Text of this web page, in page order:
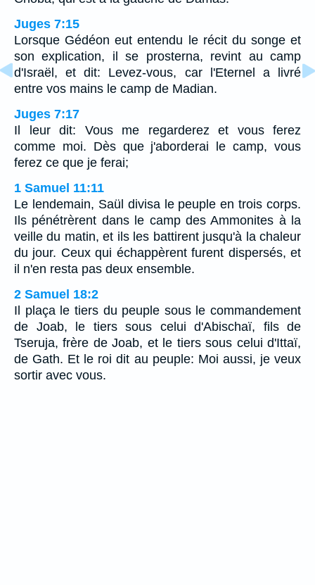
Juges 7:15
Lorsque Gédéon eut entendu le récit du songe et
son explication, il se prosterna, revint au camp
d'Israël, et dit: Levez-vous, car l'Eternel a livré
entre vos mains le camp de Madian.
Juges 7:17
Il leur dit: Vous me regarderez et vous ferez
comme moi. Dès que j'aborderai le camp, vous
ferez ce que je ferai;
1 Samuel 11:11
Le lendemain, Saül divisa le peuple en trois corps.
Ils pénétrèrent dans le camp des Ammonites à la
veille du matin, et ils les battirent jusqu'à la chaleur
du jour. Ceux qui échappèrent furent dispersés, et
il n'en resta pas deux ensemble.
2 Samuel 18:2
Il plaça le tiers du peuple sous le commandement
de Joab, le tiers sous celui d'Abischaï, fils de
Tseruja, frère de Joab, et le tiers sous celui d'Ittaï,
de Gath. Et le roi dit au peuple: Moi aussi, je veux
sortir avec vous.